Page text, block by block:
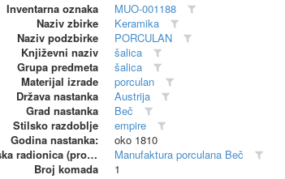
Inventarna oznaka
MUO-001188
Naziv zbirke
Keramika
Naziv podzbirke
PORCULAN
Književni naziv
šalica
Grupa predmeta
šalica
Materijal izrade
porculan
Država nastanka
Austrija
Grad nastanka
Beč
Stilsko razdoblje
empire
Godina nastanka:
oko 1810
Autorska radionica (proizvođač)
Manufaktura porculana Beč
Broj komada
1